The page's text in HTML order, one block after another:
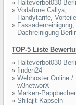
» Halteverbot030
» Vodafone Callya,
Handytarife, Vorteile
» Fassadenreinigung,
Dachreinigung
TOP-5 Liste
» Halteverbot030
» finden24
» Webhoster Online /
w3networX
» Marken-Pappbecher
» Shilajit Kapseln